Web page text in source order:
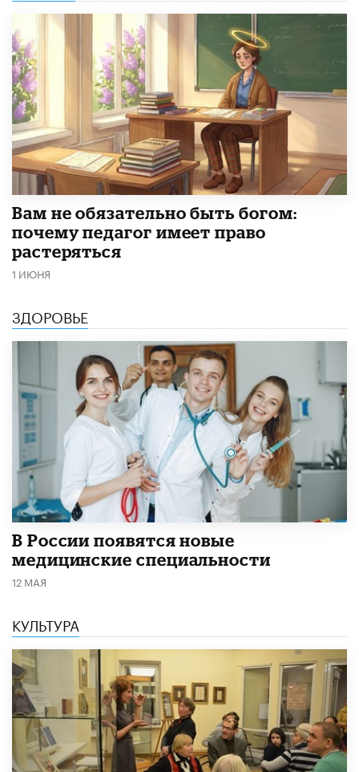
​Вам не обязательно быть богом:
почему педагог имеет право
растеряться
1 ИЮНЯ
ЗДОРОВЬЕ
В России появятся новые
медицинские специальности
12 МАЯ
КУЛЬТУРА